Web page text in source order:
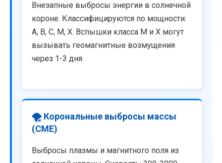
Внезапные выбросы энергии в солнечной
короне. Классифицируются по мощности:
A, B, C, M, X. Вспышки класса M и X могут
вызывать геомагнитные возмущения
через 1-3 дня.
🌪️ Корональные выбросы массы
(CME)
Выбросы плазмы и магнитного поля из